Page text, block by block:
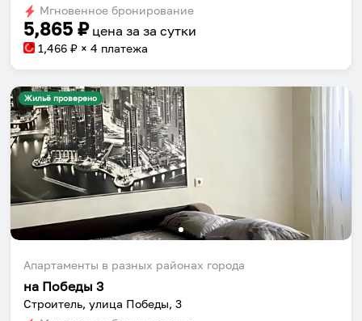
for
changing
Мгновенное бронирование
5,865 ₽ цена за за сутки
1,466 ₽ × 4 платежа
Жильё проверено
Апартаменты в разных районах города
на Победы 3
Строитель, улица Победы, 3